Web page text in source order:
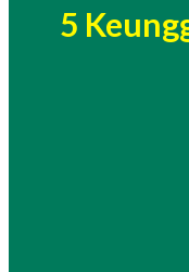
5